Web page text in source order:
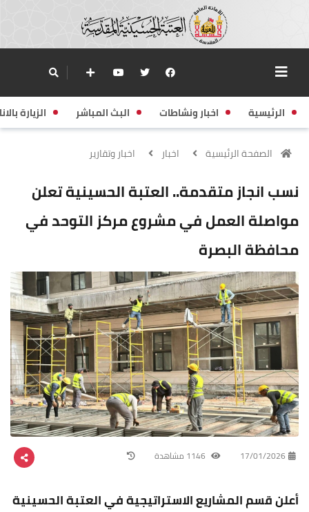
الرئيسية اخبار ونشاطات البث المباشر الزيارة
الصفحة الرئيسية اخبار اخبار وتقارير
نسب انجاز متقدمة.. العتبة الحسينية تعلن
مواصلة العمل في مشروع مركز التوحد في
محافظة البصرة
17/01/2026
أعلن قسم المشاريع الاستراتيجية في العتبة الحسينية